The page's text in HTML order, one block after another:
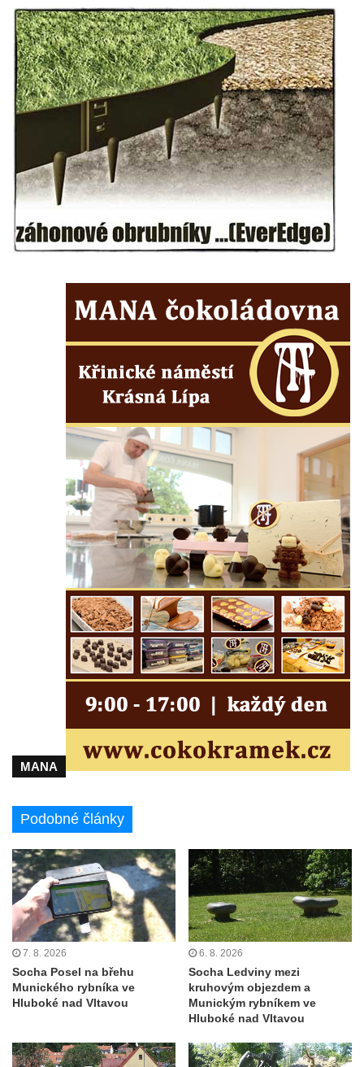
Budějovicích
Socha svatého Vincence Ferrerského na
nádvoří kláštera dominikánů v Českých
Budějovicích
Socha svatého Zachariáše na nádvoří
kláštera dominikánů v Českých
Budějovicích
Socha svatého Josefa na nádvoří kláštera
dominikánů v Českých Budějovicích
Socha svaté Anny na nádvoří kláštera
dominikánů v Českých Budějovicích
Budějovicích
Sousoší Kalvárie před klášterem
dominikánů u Piaristického náměstí v
Socha svatého Václava u pramene v
Semilech
Pamětní deska Tomáše Garrigue Masaryka
na radnici v Českých Budějovicích
Pamětní deska na biskupské rezidenci v
Českých Budějovicích
Pamětní deska Josefa Hloucha na
biskupské rezidenci v Českých
Budějovicích
Socha žáby u rybníčku na Náměstí v
Kamenném Újezdě
Pamětní kámen družebních obcí Kamenný
Újezd a Krauchthal v parku na Náměstí v
Kamenném Újezdě
Socha na náměstí J. V. Kamarýta ve
Velešíně
Pomník J. V. Kamarýta v Krumlovské ulici ve
Pamětní deska arcibiskupa Micara ve
Plastika Koule v Gutenbergově ulici v
Liberci
Pamětní deska Vojtěcha Kocmicha na
domě čp. 37 v ulici Betlém v Římově
Socha vodníka v Plavu
Socha svatého Jana Nepomuckého v
Pamětní deska Johanna Nepomuka
MANA
Podobné články
7. 8. 2026
Socha Posel na břehu
Munického rybníka ve
Hluboké nad Vltavou
6. 8. 2026
Socha Ledviny mezi
kruhovým objezdem a
Munickým rybníkem ve
Hluboké nad Vltavou